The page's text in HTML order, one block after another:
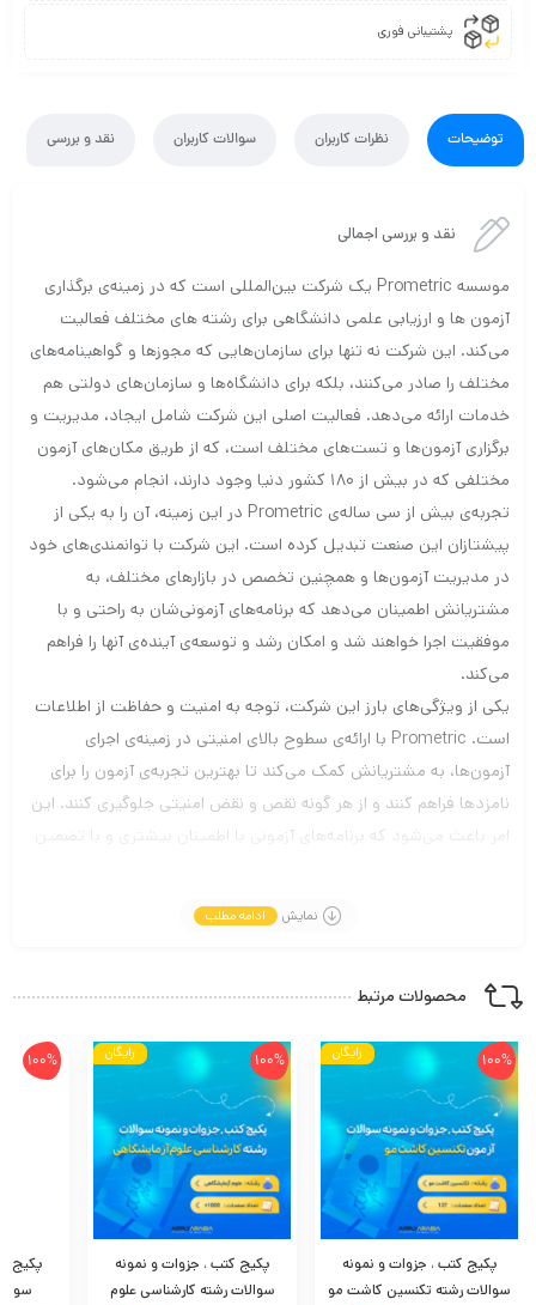
پشتیبانی فوری
توضیحات نظرات کاربران سوالات کاربران نقد و بررسی
نقد و بررسی اجمالی
موسسه Prometric یک شرکت بین‌المللی است که در زمینه‌ی برگذاری
آزمون ها و ارزیابی علمی دانشگاهی برای رشته های مختلف فعالیت
می‌کند. این شرکت نه تنها برای سازمان‌هایی که مجوزها و گواهینامه‌های
مختلف را صادر می‌کنند، بلکه برای دانشگاه‌ها و سازمان‌های دولتی هم
خدمات ارائه می‌دهد. فعالیت اصلی این شرکت شامل ایجاد، مدیریت و
برگزاری آزمون‌ها و تست‌های مختلف است، که از طریق مکان‌های آزمون
مختلفی که در بیش از ۱۸۰ کشور دنیا وجود دارند، انجام می‌شود.
تجربه‌ی بیش از سی ساله‌ی Prometric در این زمینه، آن را به یکی از
پیشتازان این صنعت تبدیل کرده است. این شرکت با توانمندی‌های خود
در مدیریت آزمون‌ها و همچنین تخصص در بازارهای مختلف، به
مشتریانش اطمینان می‌دهد که برنامه‌های آزمونی‌شان به راحتی و با
موفقیت اجرا خواهند شد و امکان رشد و توسعه‌ی آینده‌ی آنها را فراهم
می‌کند.
یکی از ویژگی‌های بارز این شرکت، توجه به امنیت و حفاظت از اطلاعات
است. Prometric با ارائه‌ی سطوح بالای امنیتی در زمینه‌ی اجرای
آزمون‌ها، به مشتریانش کمک می‌کند تا بهترین تجربه‌ی آزمون را برای
نامزدها فراهم کنند و از هر گونه نقص و نقض امنیتی جلوگیری کنند. این
امر باعث می‌شود که برنامه‌های آزمونی با اطمینان بیشتری و با تضمین
موسسه اپلای عربیا با تیم مجرب خود ، شرایطی را برای ارزیابی شوندگان
خود در آزمون های این موسسه شرکت کرده و بتوانند در کشور های
هستید که تمایل به کار در کشور های حاشیه خلیج می باشید با
کارشناسان تیم اپلای عربیا در تماس باشید.
نمایش ادامه مطلب
محصولات مرتبط
رایگان 100%
پکیج کتب ، جزوات و نمونه
سوالات رشته تکنسین کاشت مو
رایگان 100%
پکیج کتب ، جزوات و نمونه
سوالات رشته کارشناسی علوم
100%
پکیج